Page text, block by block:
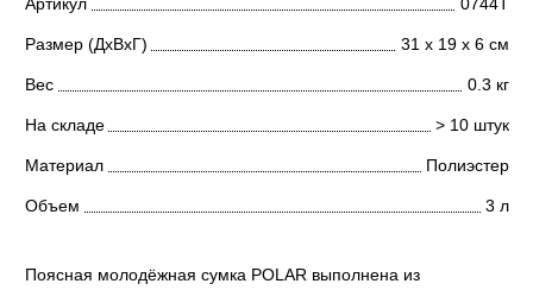
Артикул 0744T
Размер (ДхВхГ) 31 х 19 х 6 см
Вес 0.3 кг
На складе > 10 штук
Материал Полиэстер
Объем 3 л
Поясная молодёжная сумка POLAR выполнена из